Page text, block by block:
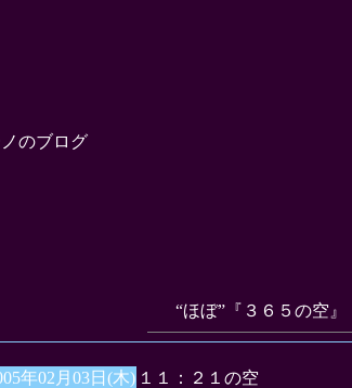
のブログ
“ほぼ”『３６５の空』
年02月03日(木) １１：２１の空